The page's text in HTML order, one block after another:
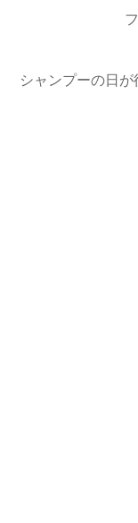
シャンプーの日